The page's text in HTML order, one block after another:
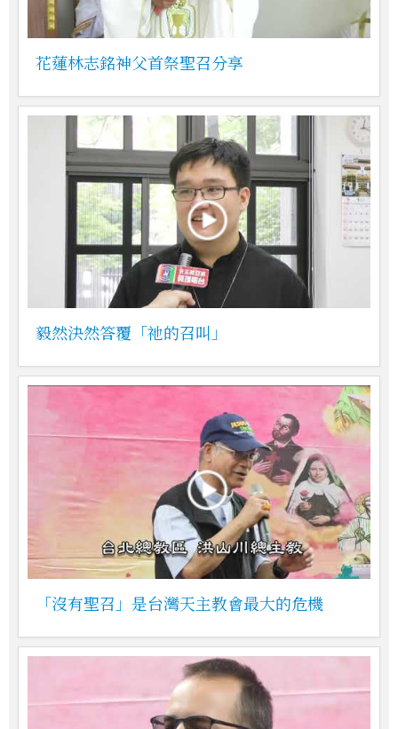
花蓮林志銘神父首祭聖召分享
毅然決然答覆「祂的召叫」
「沒有聖召」是台灣天主教會最大的危機